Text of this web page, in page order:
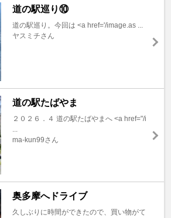
道の駅巡り⑩
道の駅巡り。今回は <a href='/image.as ...
ヤスミチさん
道の駅たばやま
２０２６．４ 道の駅たばやまへ <a href="/i
...
ma-kun99さん
奥多摩へドライブ
久しぶりに時間ができたので、買い物がて